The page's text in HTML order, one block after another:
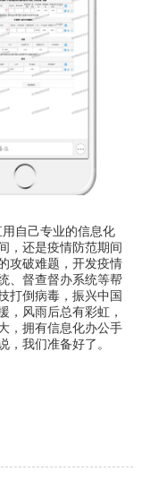
自己专业的信息化
，还是疫情防范期间
攻破难题，开发疫情
、督查督办系统等帮
打倒病毒，振兴中国
，风雨后总有彩虹，
，拥有信息化办公手
，我们准备好了。